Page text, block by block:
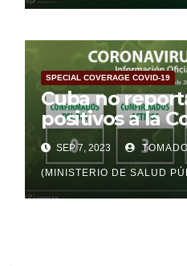
SPECIAL COVERAGE COVID-19
Cuba no
positivos a la
SEP 7, 2023
(MINISTERIO DE SALUD